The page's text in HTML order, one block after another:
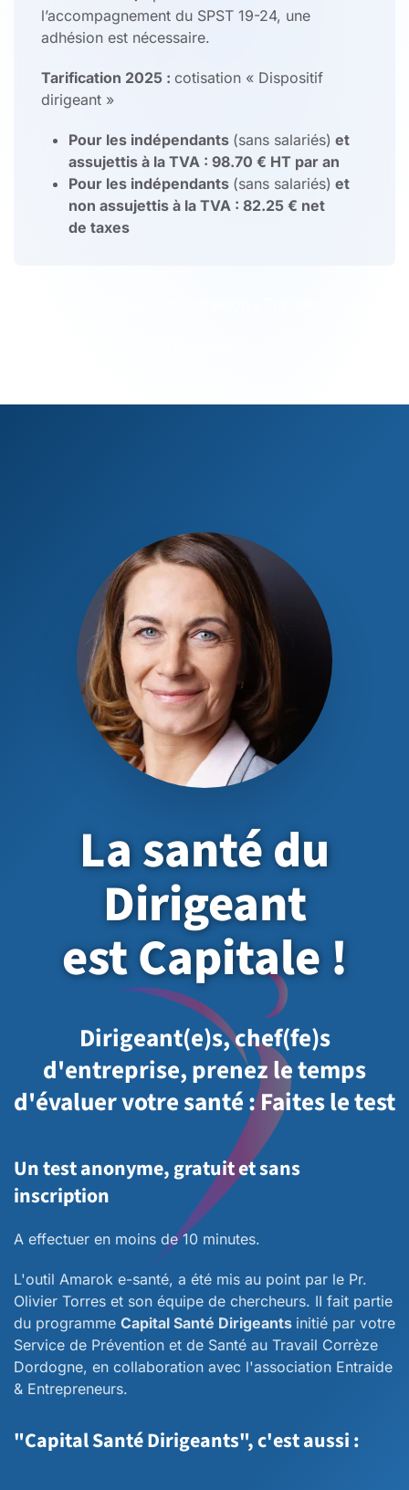
l’accompagnement du SPST 19-24, une
adhésion est nécessaire.
Tarification 2025 : cotisation « Dispositif
dirigeant »
Pour les indépendants (sans salariés) et
assujettis à la TVA : 98.70 € HT par an
Pour les indépendants (sans salariés) et
non assujettis à la TVA : 82.25 € net
de taxes
La santé du
Dirigeant
est Capitale !
Dirigeant(e)s, chef(fe)s
d'entreprise, prenez le temps
d'évaluer votre santé : Faites le test
Un test anonyme, gratuit et sans
inscription
A effectuer en moins de 10 minutes.
L'outil Amarok e-santé, a été mis au point par le Pr.
Olivier Torres et son équipe de chercheurs. II fait partie
du programme Capital Santé Dirigeants initié par votre
Service de Prévention et de Santé au Travail Corrèze
Dordogne, en collaboration avec l'association Entraide
& Entrepreneurs.
"Capital Santé Dirigeants", c'est aussi :